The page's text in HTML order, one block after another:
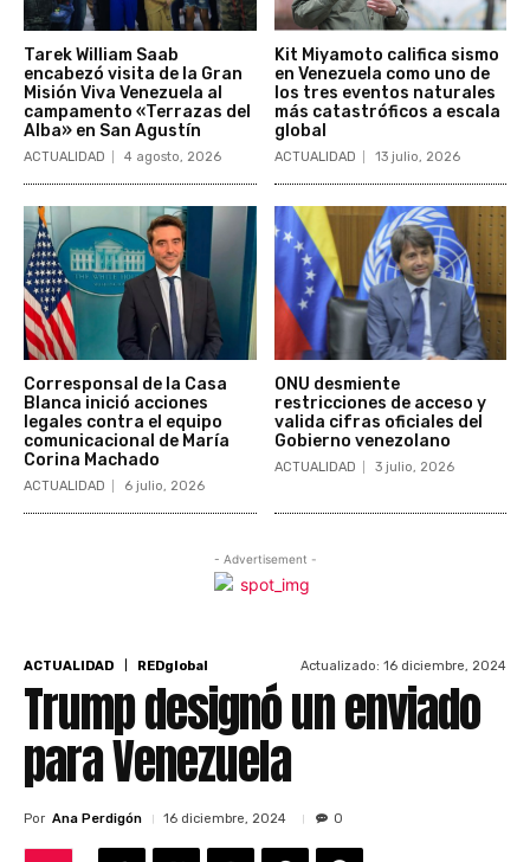
Tarek William Saab
encabezó visita de la Gran
Misión Viva Venezuela al
campamento «Terrazas del
Alba» en San Agustín
ACTUALIDAD 4 agosto, 2026
Kit Miyamoto califica sismo
en Venezuela como uno de
los tres eventos naturales
más catastróficos a escala
global
ACTUALIDAD 13 julio, 2026
Corresponsal de la Casa
Blanca inició acciones
legales contra el equipo
comunicacional de María
Corina Machado
ACTUALIDAD 6 julio, 2026
ONU desmiente
restricciones de acceso y
valida cifras oficiales del
Gobierno venezolano
ACTUALIDAD 3 julio, 2026
- Advertisement -